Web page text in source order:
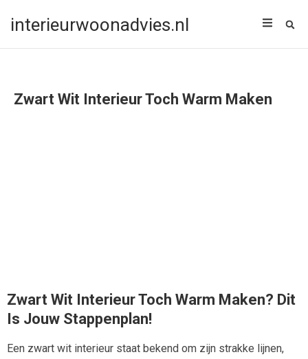
interieurwoonadvies.nl
Zwart Wit Interieur Toch Warm Maken
Zwart Wit Interieur Toch Warm Maken? Dit
Is Jouw Stappenplan!
Een zwart wit interieur staat bekend om zijn strakke lijnen,